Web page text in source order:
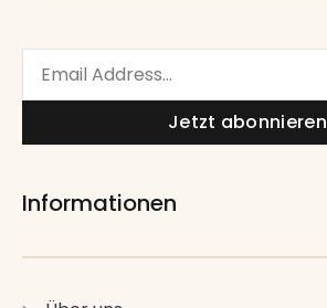
Jetzt abonnieren
Informationen